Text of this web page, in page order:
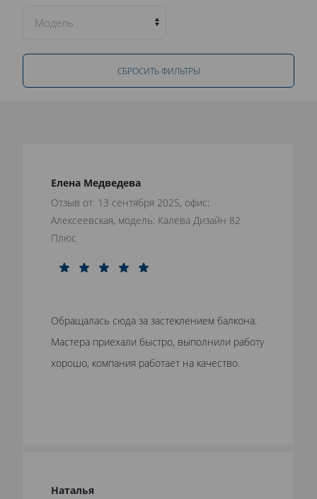
СБРОСИТЬ ФИЛЬТРЫ
Елена Медведева
Отзыв от: 13 сентября 2025, офис:
Алексеевская, модель: Калева Дизайн 82
Плюс
Обращалась сюда за застеклением балкона.
Мастера приехали быстро, выполнили работу
хорошо, компания работает на качество.
Наталья